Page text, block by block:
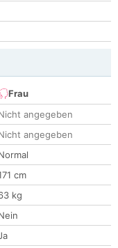
Frau
angegeben
angegeben
cm
kg